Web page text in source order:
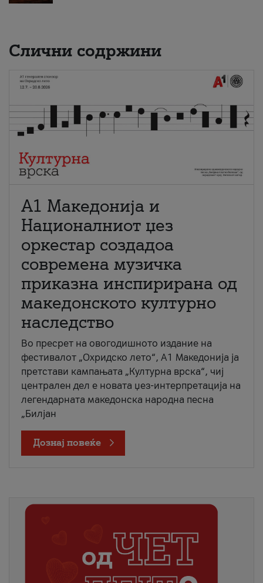
Слични содржини
А1 Македонија и
Националниот џез
оркестар создадоа
современа музичка
приказна инспирирана од
македонското културно
наследство
Во пресрет на овогодишното издание на
фестивалот „Охридско лето“, А1 Македонија ја
претстави кампањата „Културна врска“, чиј
централен дел е новата џез-интерпретација на
легендарната македонска народна песна
„Билјан
Дознај повеќе